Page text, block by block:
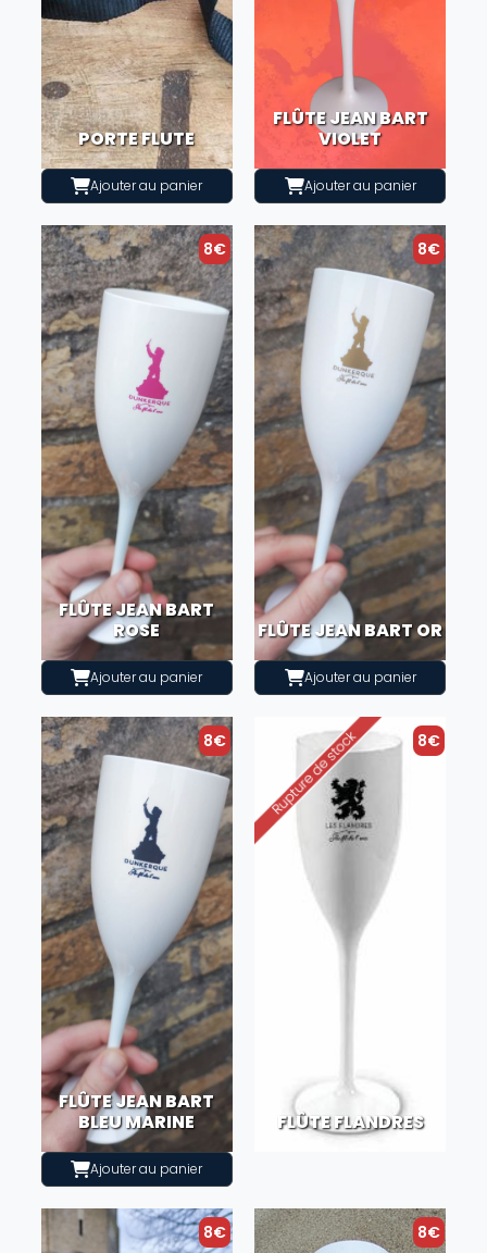
PORTE FLUTE
Ajouter au panier
FLÛTE JEAN BART
VIOLET
Ajouter au panier
FLÛTE JEAN BART
ROSE
8€
Ajouter au panier
FLÛTE JEAN BART OR
8€
Ajouter au panier
FLÛTE JEAN BART
BLEU MARINE
8€
Ajouter au panier
FLÛTE FLANDRES
8€
8€ 8€